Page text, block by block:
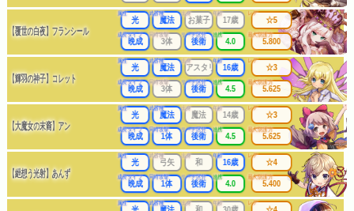
【覆世の白夜】フランシール
属性
光
武器種
魔法
出身
お菓子
年齢
17歳
成長タイプ
晩成
同時攻撃
3体
リーチ区分
後衛
連携
4.0
レア
☆5
最大防護力
5.800
【輝羽の神子】コレット
属性
光
武器種
魔法
出身
アスタリアの世界
年齢
16歳
成長タイプ
晩成
同時攻撃
3体
リーチ区分
後衛
連携
4.5
レア
☆3
最大防護力
5.625
【大魔女の末裔】アン
属性
光
武器種
魔法
出身
魔法
年齢
14歳
成長タイプ
晩成
同時攻撃
1体
リーチ区分
後衛
連携
4.5
レア
☆3
最大防護力
5.625
【紲想う光射】あんず
属性
光
武器種
弓矢
出身
和
年齢
16歳
成長タイプ
晩成
同時攻撃
1体
リーチ区分
後衛
連携
4.0
レア
☆4
最大防護力
5.400
属性 武器種 出身 年齢 レア